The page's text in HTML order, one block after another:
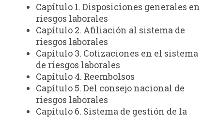
Capítulo 1. Disposiciones generales en
riesgos laborales
Capítulo 2. Afiliación al sistema de
riesgos laborales
Capítulo 3. Cotizaciones en el sistema
de riesgos laborales
Capítulo 4. Reembolsos
Capítulo 5. Del consejo nacional de
riesgos laborales
Capítulo 6. Sistema de gestión de la